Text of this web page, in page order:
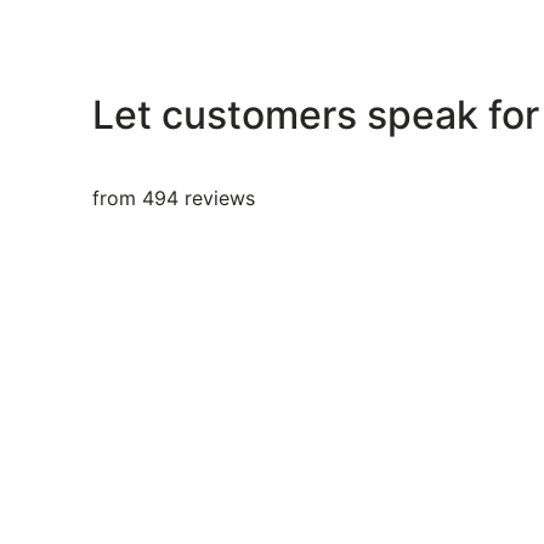
Let customers speak
from 494 reviews